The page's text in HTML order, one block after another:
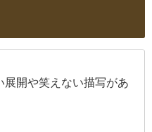
展開や笑えない描写があ